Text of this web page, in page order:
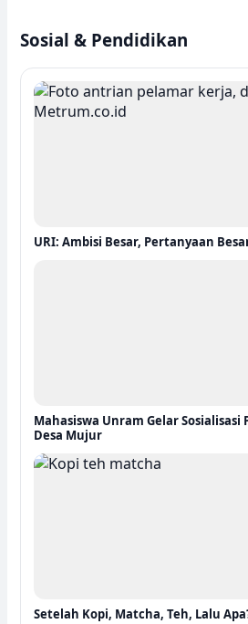
Sosial & Pendidikan
URI: Ambisi Besar, Pertanyaan
Mahasiswa Unram Gelar Sosialisasi
Desa Mujur
Setelah Kopi, Matcha, Teh, Lalu